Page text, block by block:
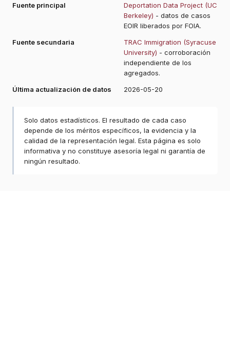
Fuente principal
Deportation Data Project (UC
Berkeley) - datos de casos
EOIR liberados por FOIA.
Fuente secundaria
TRAC Immigration (Syracuse
University) - corroboración
independiente de los
agregados.
Última actualización de datos
2026-05-20
Solo datos estadísticos. El resultado de cada caso
depende de los méritos específicos, la evidencia y la
calidad de la representación legal. Esta página es solo
informativa y no constituye asesoría legal ni garantía de
ningún resultado.